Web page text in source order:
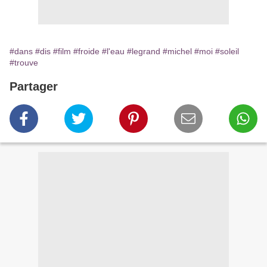
#dans #dis #film #froide #l'eau #legrand #michel #moi #soleil
#trouve
Partager